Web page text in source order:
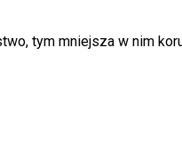
tym mniejsza w nim